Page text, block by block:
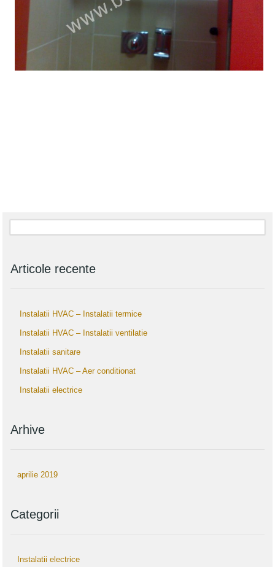
Articole recente
Instalatii HVAC – Instalatii termice
Instalatii HVAC – Instalatii ventilatie
Instalatii sanitare
Instalatii HVAC – Aer conditionat
Instalatii electrice
Arhive
aprilie 2019
Categorii
Instalatii electrice